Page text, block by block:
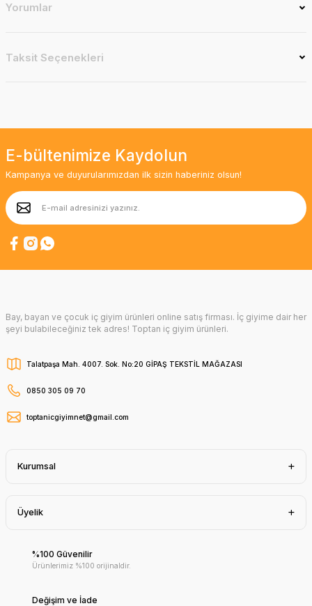
Yorumlar
Taksit Seçenekleri
E-bültenimize Kaydolun
Kampanya ve duyurularımızdan ilk sizin haberiniz olsun!
Bay, bayan ve çocuk iç giyim ürünleri online satış firması. İç giyime dair her
şeyi bulabileceğiniz tek adres! Toptan iç giyim ürünleri.
Talatpaşa Mah. 4007. Sok. No:20 GİPAŞ TEKSTİL MAĞAZASI
0850 305 09 70
toptanicgiyimnet@gmail.com
Kurumsal
Üyelik
%100 Güvenilir
Ürünlerimiz %100 orijinaldir.
Değişim ve İade